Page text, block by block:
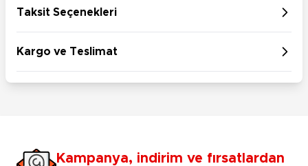
Taksit Seçenekleri
Kargo ve Teslimat
Kampanya, indirim ve fırsatlardan